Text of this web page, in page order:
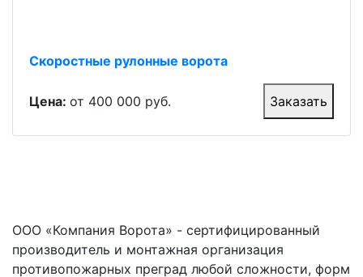
Скоростные рулонные ворота
Цена: от 400 000 руб. Заказать
ООО «Компания Ворота» - сертифицированный
производитель и монтажная организация
противопожарных преград любой сложности, форм